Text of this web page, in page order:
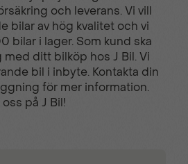
Filbytesvarnare
Färddator
och leverans. Vi vill
bilar av hög kvalitet och vi
bilar i lager. Som kund ska
ditt bilköp hos J Bil. Vi
bil i inbyte. Kontakta din
för mer information.
på J Bil!